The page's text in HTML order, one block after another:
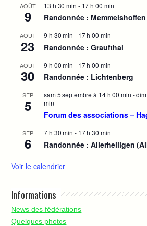
AOÛT
9
13 h 30 min - 17 h 00 min
Randonnée : Memmelshoffen
AOÛT
23
9 h 30 min - 17 h 00 min
Randonnée : Graufthal
AOÛT
30
9 h 00 min - 17 h 00 min
Randonnée : Lichtenberg
SEP
5
sam 5 septembre à 14 h 00 min -
min
Forum des associations –
SEP
6
7 h 30 min - 17 h 30 min
Randonnée : Allerheiligen
Voir le calendrier
Informations
News des fédérations
Quelques photos